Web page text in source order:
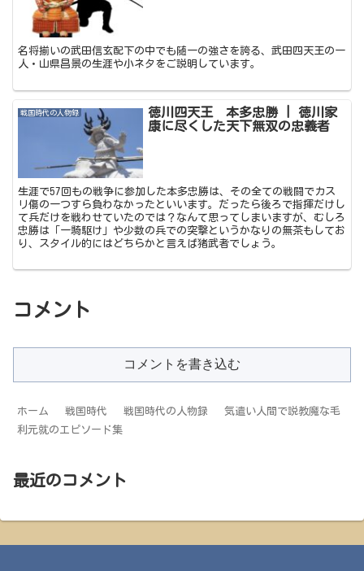
名将揃いの武田信玄配下の中でも随一の強さを誇る、武田四天王の一
人・山県昌景の生涯や小ネタをご説明しています。
戦国時代の人物録
徳川四天王 本多忠勝 | 徳川家
康に尽くした天下無双の忠義者
生涯で57回もの戦争に参加した本多忠勝は、その全ての戦闘でカス
リ傷の一つすら負わなかったといいます。だったら後ろで指揮だけし
て兵だけを戦わせていたのでは？なんて思ってしまいますが、むしろ
忠勝は「一騎駆け」や少数の兵での突撃というかなりの無茶もしてお
り、スタイル的にはどちらかと言えば猪武者でしょう。
コメント
コメントを書き込む
ホーム 戦国時代 戦国時代の人物録
気遣い人間で説教魔な毛
利元就のエピソード集
最近のコメント